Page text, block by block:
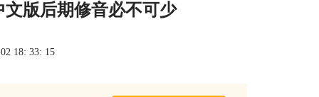
版后期修音必不可少
18: 33: 15